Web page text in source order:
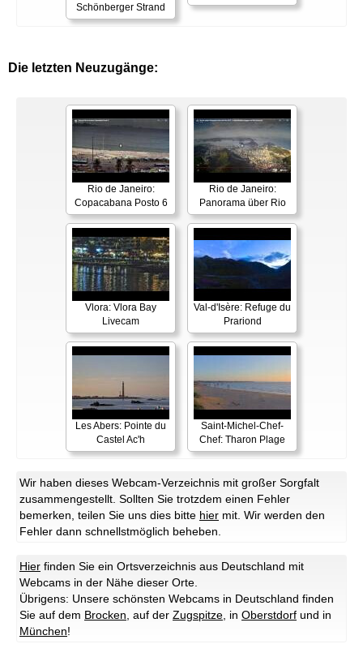
Schönberger Strand
Die letzten Neuzugänge:
Rio de Janeiro:
Copacabana Posto 6
Rio de Janeiro:
Panorama über Rio
Vlora: Vlora Bay
Livecam
Val-d'Isère: Refuge du
Prariond
Les Abers: Pointe du
Castel Ac'h
Saint-Michel-Chef-
Chef: Tharon Plage
Wir haben dieses Webcam-Verzeichnis mit großer Sorgfalt
zusammengestellt. Sollten Sie trotzdem einen Fehler
bemerken, teilen Sie uns dies bitte hier mit. Wir werden den
Fehler dann schnellstmöglich beheben.
Hier finden Sie ein Ortsverzeichnis aus Deutschland mit
Webcams in der Nähe dieser Orte.
Übrigens: Unsere schönsten Webcams in Deutschland finden
Sie auf dem Brocken , auf der Zugspitze , in Oberstdorf und in
München!